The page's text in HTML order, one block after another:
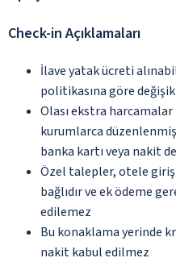
Check-in Açıklamaları
İlave yatak ücreti
politikasına göre
Olası ekstra
kurumlarca
banka kartı veya nakit
Özel talepler, otele giriş
bağlıdır ve ek ödeme
edilemez
Bu konaklama yerinde
nakit kabul edilmez